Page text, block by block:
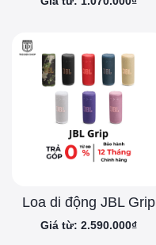
Loa di động JBL Grip
Giá từ: 2.590.000₫